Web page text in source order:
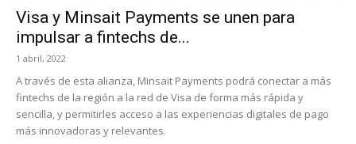
Visa y Minsait Payments se unen para
impulsar a fintechs de...
1 abril, 2022
A través de esta alianza, Minsait Payments podrá conectar a más
fintechs de la región a la red de Visa de forma más rápida y
sencilla, y permitirles acceso a las experiencias digitales de pago
más innovadoras y relevantes.